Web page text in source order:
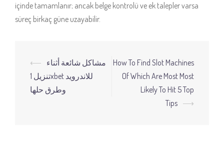
içinde tamamlanır; ancak belge kontrolü ve ek talepler varsa
süreç birkaç güne uzayabilir.
Post
navigation
⟵ مشاكل شائعة أثناء
تنزيل 1xbet للاندرويد
وطرق حلها
How To Find Slot Machines
Of Which Are Most Most
Likely To Hit 5 Top
Tips ⟶